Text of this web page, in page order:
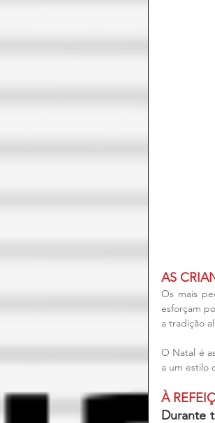
AS
Os mais
esforçam
a tradição
O Natal é
a um estilo
À
Durante